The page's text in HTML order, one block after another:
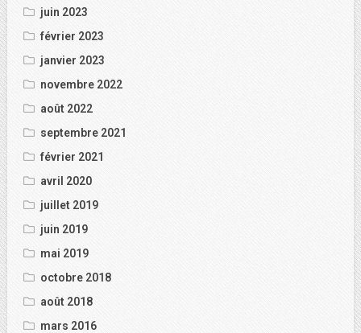
juin 2023
février 2023
janvier 2023
novembre 2022
août 2022
septembre 2021
février 2021
avril 2020
juillet 2019
juin 2019
mai 2019
octobre 2018
août 2018
mars 2016